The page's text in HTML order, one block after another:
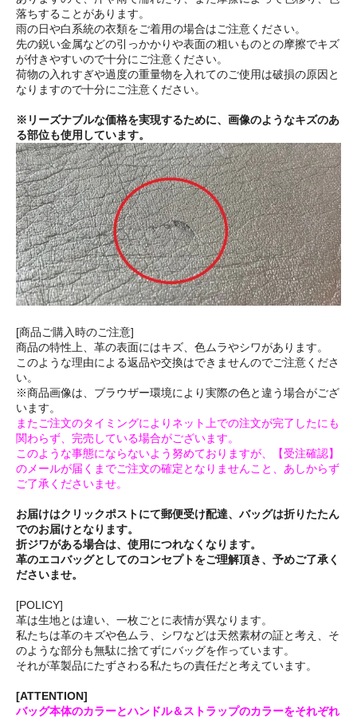
落ちすることがあります。
雨の日や白系統の衣類をご着用の場合はご注意ください。
先の鋭い金属などの引っかかりや表面の粗いものとの摩擦でキズ
が付きやすいので十分にご注意ください。
荷物の入れすぎや過度の重量物を入れてのご使用は破損の原因と
なりますので十分にご注意ください。
※リーズナブルな価格を実現するために、画像のようなキズのあ
る部位も使用しています。
[商品ご購入時のご注意]
商品の特性上、革の表面にはキズ、色ムラやシワがあります。
このような理由による返品や交換はできませんのでご注意くださ
い。
※商品画像は、ブラウザー環境により実際の色と違う場合がござ
います。
またご注文のタイミングによりネット上での注文が完了したにも
関わらず、完売している場合がございます。
このような事態にならないよう努めておりますが、【受注確認】
のメールが届くまでご注文の確定となりませんこと、あしからず
ご了承くださいませ。
お届けはクリックポストにて郵便受け配達、バッグは折りたたん
でのお届けとなります。
折ジワがある場合は、使用につれなくなります。
革のエコバッグとしてのコンセプトをご理解頂き、予めご了承く
ださいませ。
[POLICY]
革は生地とは違い、一枚ごとに表情が異なります。
私たちは革のキズや色ムラ、シワなどは天然素材の証と考え、そ
のような部分も無駄に捨てずにバッグを作っています。
それが革製品にたずさわる私たちの責任だと考えています。
[ATTENTION]
バッグ本体のカラーとハンドル＆ストラップのカラーをそれぞれ